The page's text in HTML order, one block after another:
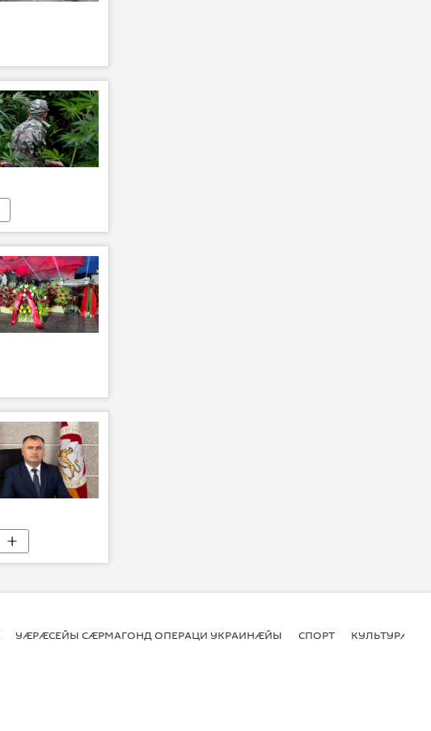
УӔРӔСЕЙЫ СӔРМАГОНД ОПЕРАЦИ УКРАИНӔЙЫ СПОРТ КУЛЬТУРӔ